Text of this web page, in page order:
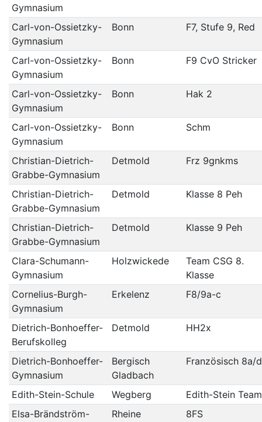
Gymnasium
Carl-von-Ossietzky-
Gymnasium
Bonn F7, Stufe 9, Red
Carl-von-Ossietzky-
Gymnasium
Bonn F9 CvO Stricker
Carl-von-Ossietzky-
Gymnasium
Bonn Hak 2
Carl-von-Ossietzky-
Gymnasium
Bonn Schm
Christian-Dietrich-
Grabbe-Gymnasium
Detmold Frz 9gnkms
Christian-Dietrich-
Grabbe-Gymnasium
Detmold Klasse 8 Peh
Christian-Dietrich-
Grabbe-Gymnasium
Detmold Klasse 9 Peh
Clara-Schumann-
Gymnasium
Holzwickede
Team CSG 8.
Klasse
Cornelius-Burgh-
Gymnasium
Erkelenz F8/9a-c
Dietrich-Bonhoeffer-
Berufskolleg
Detmold HH2x
Dietrich-Bonhoeffer-
Gymnasium
Bergisch
Gladbach
Französisch 8a/d
Edith-Stein-Schule Wegberg
Edith-Stein
Elsa-Brändström-
Rheine 8FS